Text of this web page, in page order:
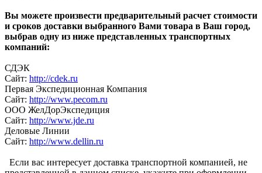
Вы можете произвести предварительный расчет стоимости
и сроков доставки выбранного Вами товара в Ваш город,
выбрав одну из ниже представленных транспортных
компаний:
СДЭК
Сайт: http://cdek.ru
Первая Экспедиционная Компания
Сайт: http://www.pecom.ru
ООО ЖелДорЭкспедиция
Сайт: http://www.jde.ru
Деловые Линии
Сайт: http://www.dellin.ru
Если вас интересует доставка транспортной компанией, не